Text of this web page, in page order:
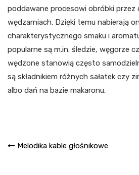
poddawane procesowi obróbki przez
wędzarniach. Dzięki temu nabierają
charakterystycznego smaku i
popularne są m.in. śledzie, węgorze
wędzone stanowią często
są składnikiem różnych sałatek czy
albo dań na bazie makaronu.
Nawigacja
Melodika kable głośnikowe